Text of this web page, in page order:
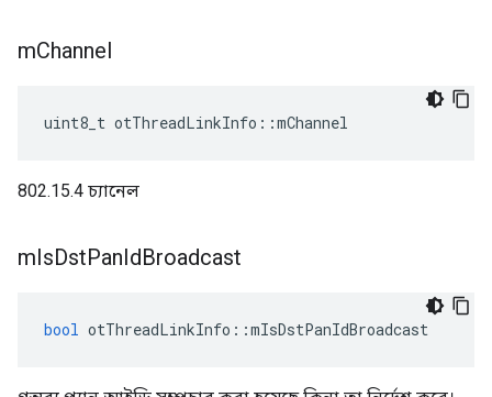
mChannel
uint8_t otThreadLinkInfo ::mChannel
802.15.4 চ্যানেল
mIsDstPanIdBroadcast
bool otThreadLinkInfo ::mIsDstPanIdBroadcast